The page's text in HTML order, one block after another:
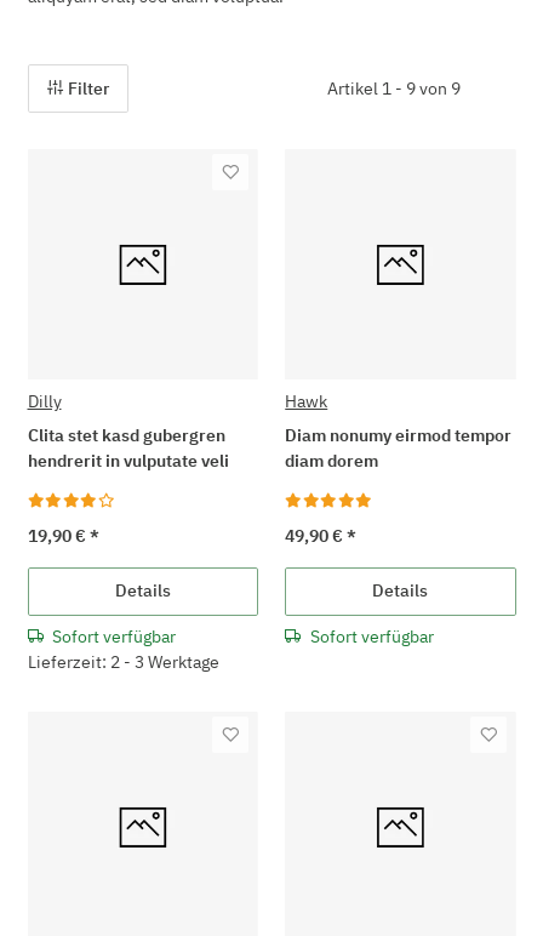
Filter Artikel 1 - 9 von 9
Dilly
Clita stet kasd gubergren
hendrerit in vulputate veli
19,90 € *
Details
Sofort verfügbar
Lieferzeit: 2 - 3 Werktage
Hawk
Diam nonumy eirmod tempor
diam dorem
49,90 €*
Details
Sofort verfügbar